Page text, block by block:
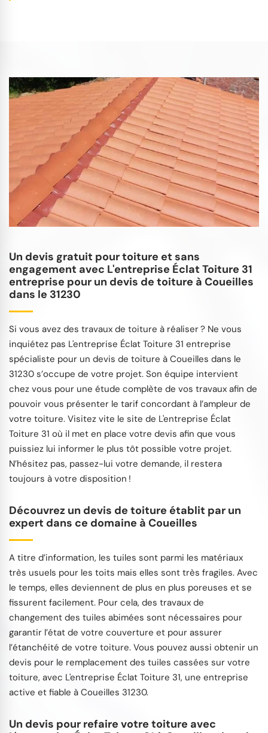
Un devis gratuit pour toiture et sans
engagement avec L'entreprise Éclat Toiture 31
entreprise pour un devis de toiture à Coueilles
dans le 31230
Si vous avez des travaux de toiture à réaliser ? Ne vous
inquiétez pas L'entreprise Éclat Toiture 31 entreprise
spécialiste pour un devis de toiture à Coueilles dans le
31230 s’occupe de votre projet. Son équipe intervient
chez vous pour une étude complète de vos travaux afin de
pouvoir vous présenter le tarif concordant à l’ampleur de
votre toiture. Visitez vite le site de L'entreprise Éclat
Toiture 31 où il met en place votre devis afin que vous
puissiez lui informer le plus tôt possible votre projet.
N’hésitez pas, passez-lui votre demande, il restera
toujours à votre disposition !
Découvrez un devis de toiture établit par un
expert dans ce domaine à Coueilles
A titre d’information, les tuiles sont parmi les matériaux
très usuels pour les toits mais elles sont très fragiles. Avec
le temps, elles deviennent de plus en plus poreuses et se
fissurent facilement. Pour cela, des travaux de
changement des tuiles abimées sont nécessaires pour
garantir l’état de votre couverture et pour assurer
l’étanchéité de votre toiture. Vous pouvez aussi obtenir un
devis pour le remplacement des tuiles cassées sur votre
toiture, avec L'entreprise Éclat Toiture 31, une entreprise
active et fiable à Coueilles 31230.
Un devis pour refaire votre toiture avec